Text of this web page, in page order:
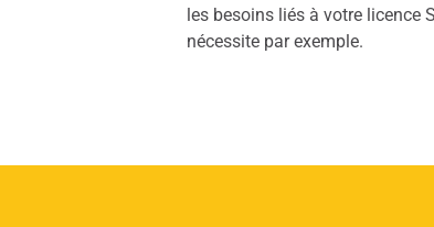
les besoins liés à votre licence
nécessite par exemple.